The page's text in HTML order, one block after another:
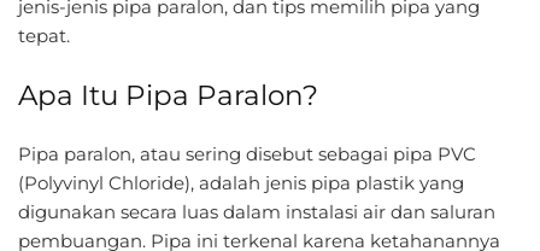
jenis-jenis pipa paralon, dan tips memilih pipa yang
tepat.
Apa Itu Pipa Paralon?
Pipa paralon, atau sering disebut sebagai pipa PVC
(Polyvinyl Chloride), adalah jenis pipa plastik yang
digunakan secara luas dalam instalasi air dan saluran
pembuangan. Pipa ini terkenal karena ketahanannya